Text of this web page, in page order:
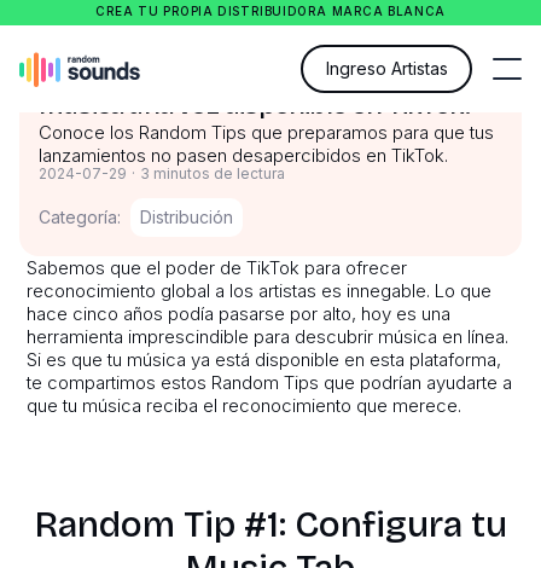
CREA TU PROPIA DISTRIBUIDORA MARCA BLANCA
Ingreso Artistas
Random Tips: ¿Qué hacer con tu
música una vez disponible en TikTok?
Conoce los Random Tips que preparamos para que tus
lanzamientos no pasen desapercibidos en TikTok.
2024-07-29 · 3 minutos de lectura
Categoría: Distribución
Sabemos que el poder de TikTok para ofrecer
reconocimiento global a los artistas es innegable. Lo que
hace cinco años podía pasarse por alto, hoy es una
herramienta imprescindible para descubrir música en línea.
Si es que tu música ya está disponible en esta plataforma,
te compartimos estos Random Tips que podrían ayudarte a
que tu música reciba el reconocimiento que merece.
Random Tip #1: Configura tu